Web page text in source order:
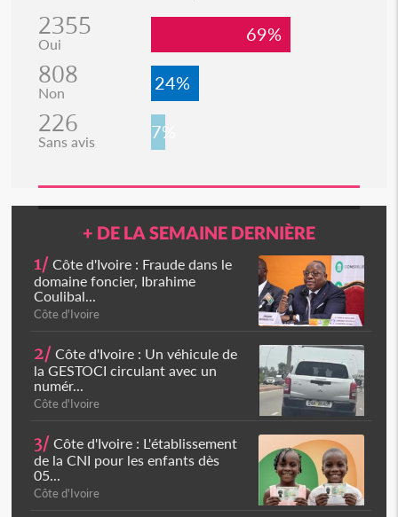
2355
Oui 69%
808
Non 24%
226
Sans avis 7%
+ DE LA SEMAINE DERNIÈRE
1/ Côte d'Ivoire : Fraude dans le
domaine foncier, Ibrahime
Coulibal...
Côte d'Ivoire
2/ Côte d'Ivoire : Un véhicule de
la GESTOCI circulant avec un
numér...
Côte d'Ivoire
3/ Côte d'Ivoire : L'établissement
de la CNI pour les enfants dès
05...
Côte d'Ivoire